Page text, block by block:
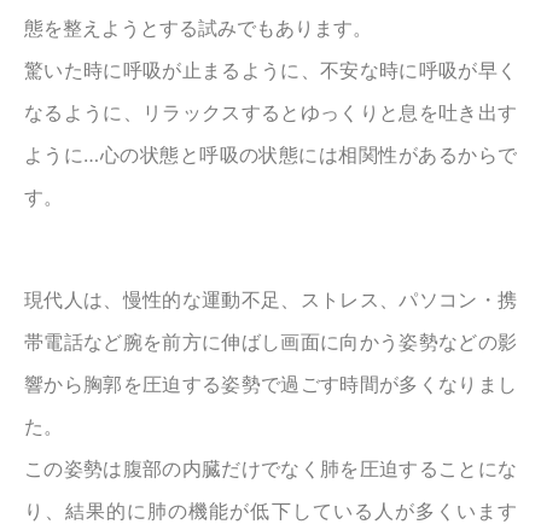
態を整えようとする試みでもあります。
驚いた時に呼吸が止まるように、不安な時に呼吸が早く
なるように、リラックスするとゆっくりと息を吐き出す
ように…心の状態と呼吸の状態には相関性があるからで
す。
現代人は、慢性的な運動不足、ストレス、パソコン・携
帯電話など腕を前方に伸ばし画面に向かう姿勢などの影
響から胸郭を圧迫する姿勢で過ごす時間が多くなりまし
た。
この姿勢は腹部の内臓だけでなく肺を圧迫することにな
り、結果的に肺の機能が低下している人が多くいます